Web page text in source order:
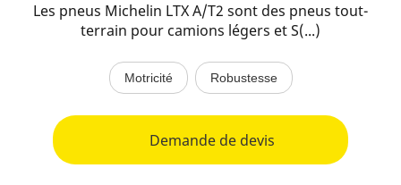
Les pneus Michelin LTX A/T2 sont des pneus tout-
terrain pour camions légers et S(...)
Motricité Robustesse
Demande de devis